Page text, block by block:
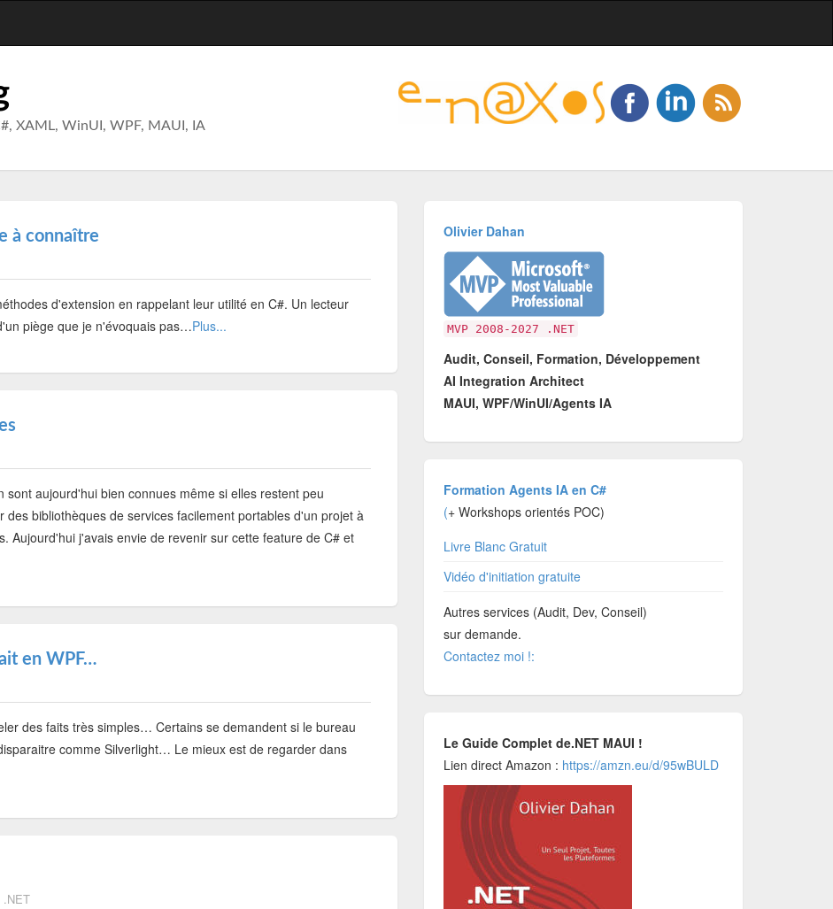
XAML, WinUI, WPF, MAUI, IA
à connaître
d'extension en rappelant leur utilité en C#. Un lecteur
piège que je n'évoquais pas…Plus...
aujourd'hui bien connues même si elles restent peu
bibliothèques de services facilement portables d'un projet à
Aujourd'hui j'avais envie de revenir sur cette feature de C# et
en WPF…
des faits très simples… Certains se demandent si le bureau
comme Silverlight… Le mieux est de regarder dans
.NET
Olivier Dahan
MVP 2008-2027 .NET
Audit, Conseil, Formation, Développement
AI Integration Architect
MAUI, WPF/WinUI/Agents IA
Formation Agents IA en C#
(+ Workshops orientés POC)
Livre Blanc Gratuit
Vidéo d'initiation gratuite
Autres services (Audit, Dev, Conseil)
sur demande.
Contactez moi !:
Le Guide Complet de.NET MAUI !
Lien direct Amazon : https://amzn.eu/d/95wBULD